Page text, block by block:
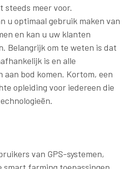
steeds meer voor.
u optimaal gebruik maken van
en kan u uw klanten
Belangrijk om te weten is dat
is en alle
aan bod komen. Kortom, een
opleiding voor iedereen die
van GPS-systemen,